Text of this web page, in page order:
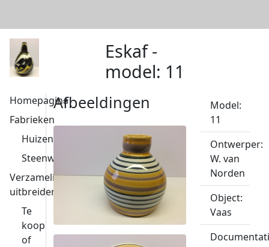
Eskaf -
model: 11
Homepagina
Fabrieken
Huizen
Steenwijk
Verzameling
uitbreiden
Te
koop
of
Afbeeldingen
Model:
11
Ontwerper:
W. van
Norden
Object:
Vaas